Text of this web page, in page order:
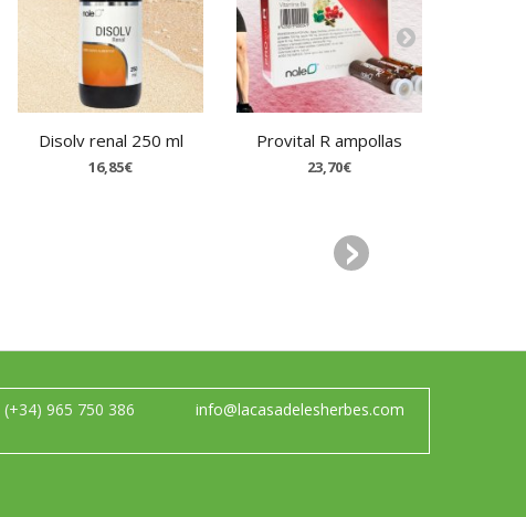
Disolv renal 250 ml
16,85€
Provital R ampollas
23,70€
(+34) 965 750 386 info@lacasadelesherbes.com